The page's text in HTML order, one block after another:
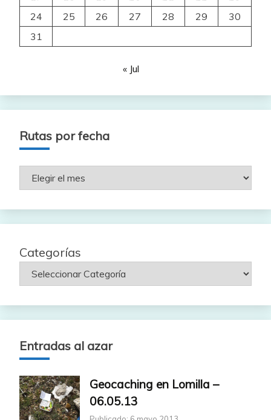
24
25 26 27 28 29
30
31
« Jul
Rutas por fecha
Rutas
Categorías
Entradas al azar
Geocaching en Lomilla –
06.05.13